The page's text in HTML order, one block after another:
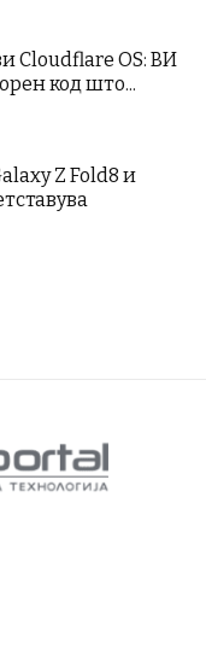
Cloudflare OS: ВИ
код што...
Z Fold8 и